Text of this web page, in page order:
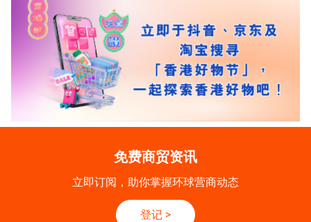
免费商贸资讯
立即订阅，助你掌握环球营商动态
登记 >